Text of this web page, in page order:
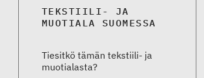
TEKSTIILI- JA
MUOTIALA SUOMESSA
Tiesitkö tämän tekstiili- ja
muotialasta?